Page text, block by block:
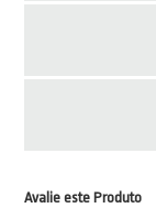
Avalie este Produto